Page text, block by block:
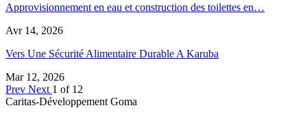
Approvisionnement en eau et construction des toilettes en…
Avr 14, 2026
Vers Une Sécurité Alimentaire Durable A Karuba
Mar 12, 2026
Prev Next 1 of 12
Caritas-Développement Goma